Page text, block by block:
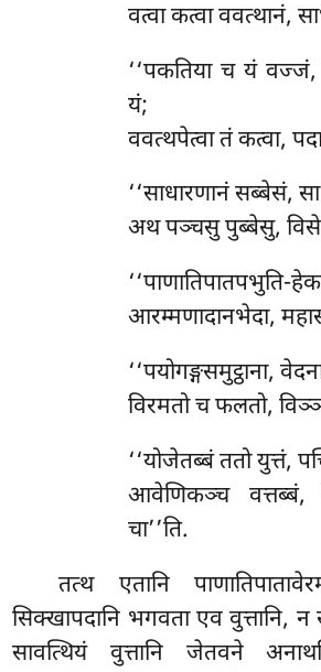
वत्वा कत्वा ववत्थानं,
‘‘पकतिया च यं
यं;
ववत्थपेत्वा तं कत्वा,
‘‘साधारणानं सब्बेसं,
अथ पञ्चसु पुब्बेसु,
‘‘पाणातिपातपभुति-
आरम्मणादानभेदा,
‘‘पयोगङ्गसमुट्ठाना,
विरमतो च फलतो,
‘‘योजेतब्बंततो युत्तं,
आवेणिकञ्च वत्तब्बं,
चा’’ति.
तत्थ एतानि
सिक्खापदानि भगवता एव वुत्तानि, न
सावत्थियं वुत्तानि जेतवने